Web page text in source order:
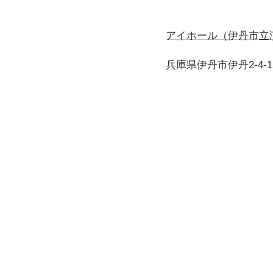
アイホール（伊丹市立
兵庫県伊丹市伊丹2-4-1